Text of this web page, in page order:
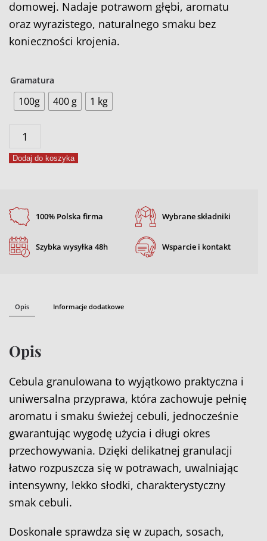
domowej. Nadaje potrawom głębi, aromatu
oraz wyrazistego, naturalnego smaku bez
konieczności krojenia.
Gramatura
100g 400 g 1 kg
ilość
Cebula
granulowana
Dodaj do koszyka
100% Polska firma
Szybka wysyłka 48h
Wybrane składniki
Wsparcie i kontakt
Opis Informacje dodatkowe
Opis
Cebula granulowana to wyjątkowo praktyczna i
uniwersalna przyprawa, która zachowuje pełnię
aromatu i smaku świeżej cebuli, jednocześnie
gwarantując wygodę użycia i długi okres
przechowywania. Dzięki delikatnej granulacji
łatwo rozpuszcza się w potrawach, uwalniając
intensywny, lekko słodki, charakterystyczny
smak cebuli.
Doskonale sprawdza się w zupach, sosach,